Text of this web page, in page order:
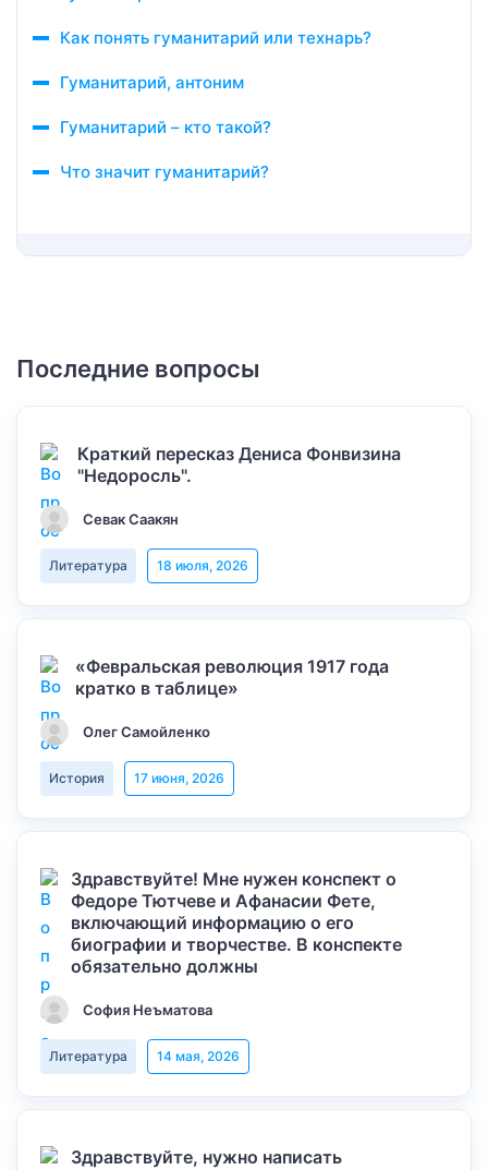
Как понять гуманитарий или технарь?
Гуманитарий, антоним
Гуманитарий – кто такой?
Что значит гуманитарий?
Последние вопросы
Краткий пересказ Дениса Фонвизина
"Недоросль".
Севак Саакян
Литература 18 июля, 2026
«Февральская революция 1917 года
кратко в таблице»
Олег Самойленко
История 17 июня, 2026
Здравствуйте! Мне нужен конспект о
Федоре Тютчеве и Афанасии Фете,
включающий информацию о его
биографии и творчестве. В конспекте
обязательно должны
София Неъматова
Литература 14 мая, 2026
Здравствуйте, нужно написать